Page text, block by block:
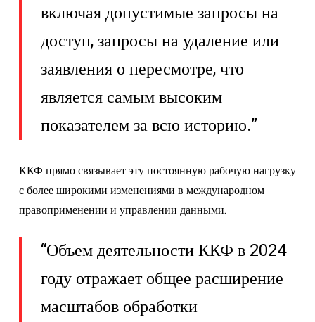
включая допустимые запросы на
доступ, запросы на удаление или
заявления о пересмотре, что
является самым высоким
показателем за всю историю.”
ККФ прямо связывает эту постоянную рабочую нагрузку
с более широкими изменениями в международном
правоприменении и управлении данными.
“Объем деятельности ККФ в 2024
году отражает общее расширение
масштабов обработки